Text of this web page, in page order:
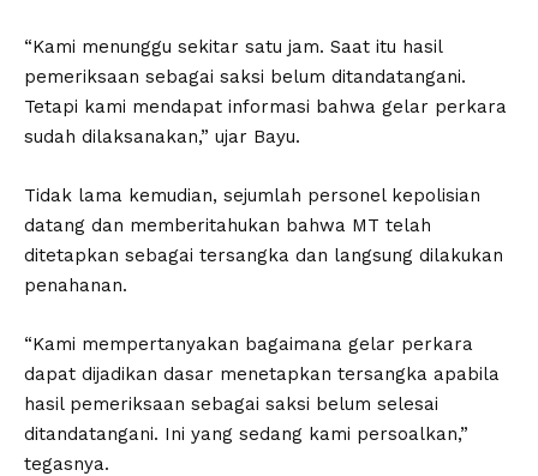
“Kami menunggu sekitar satu jam. Saat itu hasil
pemeriksaan sebagai saksi belum ditandatangani.
Tetapi kami mendapat informasi bahwa gelar perkara
sudah dilaksanakan,” ujar Bayu.
Tidak lama kemudian, sejumlah personel kepolisian
datang dan memberitahukan bahwa MT telah
ditetapkan sebagai tersangka dan langsung dilakukan
penahanan.
“Kami mempertanyakan bagaimana gelar perkara
dapat dijadikan dasar menetapkan tersangka apabila
hasil pemeriksaan sebagai saksi belum selesai
ditandatangani. Ini yang sedang kami persoalkan,”
tegasnya.